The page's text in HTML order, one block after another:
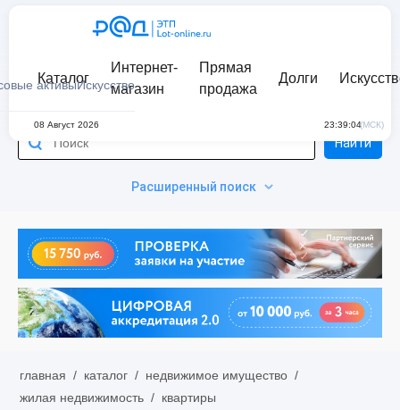
активыИскусство
Каталог
Интернет-
магазин
Прямая
продажа
Долги
08 Август 2026 23:39:04(МСК)
Расширенный поиск
Найти
главная / каталог / недвижимое имущество /
жилая недвижимость / квартиры